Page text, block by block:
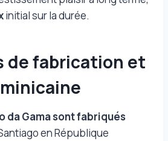
initial sur la durée.
de fabrication et
da Gama sont fabriqués
en République